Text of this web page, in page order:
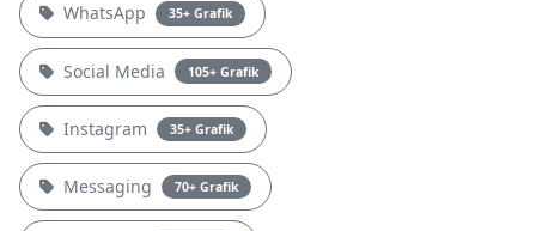
WhatsApp 35+ Grafik
Social Media 105+ Grafik
Instagram 35+ Grafik
Messaging 70+ Grafik